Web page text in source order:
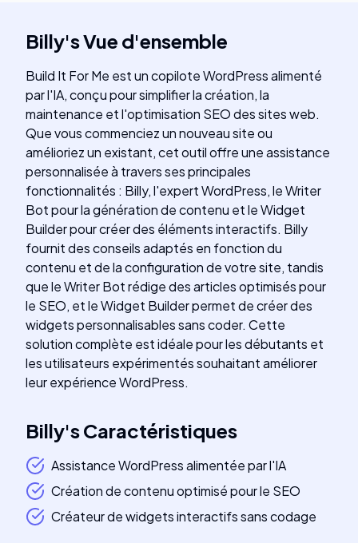
Billy'sVue d'ensemble
Build It For Me est un copilote WordPress alimenté
par l'IA, conçu pour simplifier la création, la
maintenance et l'optimisation SEO des sites web.
Que vous commenciez un nouveau site ou
amélioriez un existant, cet outil offre une assistance
personnalisée à travers ses principales
fonctionnalités : Billy, l'expert WordPress, le Writer
Bot pour la génération de contenu et le Widget
Builder pour créer des éléments interactifs. Billy
fournit des conseils adaptés en fonction du
contenu et de la configuration de votre site, tandis
que le Writer Bot rédige des articles optimisés pour
le SEO, et le Widget Builder permet de créer des
widgets personnalisables sans coder. Cette
solution complète est idéale pour les débutants et
les utilisateurs expérimentés souhaitant améliorer
leur expérience WordPress.
Billy'sCaractéristiques
Assistance WordPress alimentée par l'IA
Création de contenu optimisé pour le SEO
Créateur de widgets interactifs sans codage